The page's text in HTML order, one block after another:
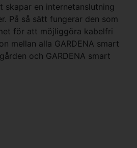
skapar en internetanslutning
På så sätt fungerar den som
för att möjliggöra kabelfri
mellan alla GARDENA smart
och GARDENA smart